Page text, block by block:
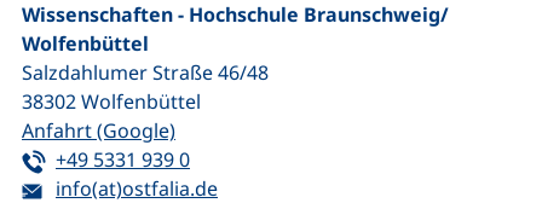
Wissenschaften - Hochschule Braunschweig/​
Wolfenbüttel
Salzdahlumer Straße 46/48
38302Wolfenbüttel
Anfahrt (Google)(externer Link, öffnet neues Fenster)
Tel:
+49 5331 939 0(startet einen Telefonanruf, wenn Ihr
E-Mail:
info(at)ostfalia.de(öffnet Ihr E-Mail-Programm)